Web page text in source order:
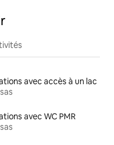
avec accès à un lac
avec WC PMR